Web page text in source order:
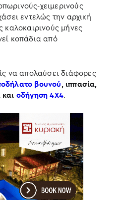
χειμερινούς
εντελώς την αρχική
καλοκαιρινούς μήνες
κοπάδια από
να απολαύσει διάφορες
βουνού, ιππασία,
οδήγηση 4Χ4.